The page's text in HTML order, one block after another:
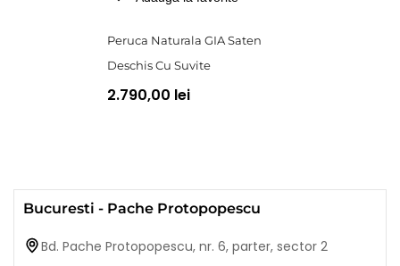
Peruca Naturala GIA Saten
Deschis Cu Suvite
2.790,00 lei
Bucuresti - Pache Protopopescu
Bd. Pache Protopopescu, nr. 6, parter, sector 2